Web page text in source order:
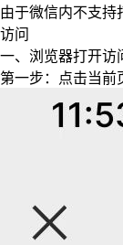
由于微信内不支持
访问
一、浏览器打开访
第一步：点击当前